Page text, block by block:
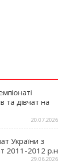
та дівчат на
20.07.2026
України з
2011-2012 р.н
29.06.2026